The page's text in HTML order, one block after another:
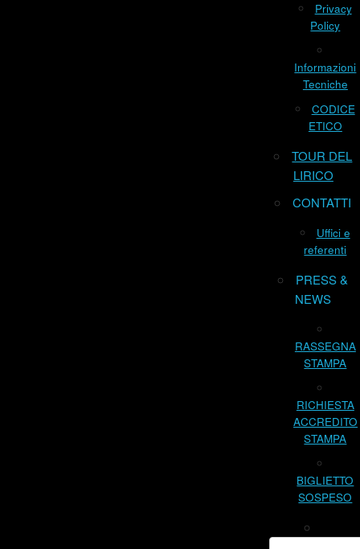
Privacy
Policy
Informazioni
Tecniche
CODICE
ETICO
TOUR DEL
LIRICO
CONTATTI
Uffici e
referenti
PRESS &
NEWS
RASSEGNA
STAMPA
RICHIESTA
ACCREDITO
STAMPA
BIGLIETTO
SOSPESO